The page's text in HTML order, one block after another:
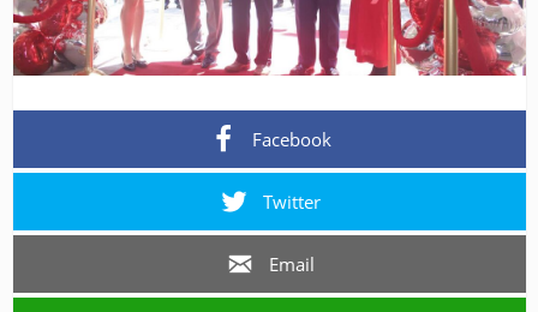
Facebook
Twitter
Email